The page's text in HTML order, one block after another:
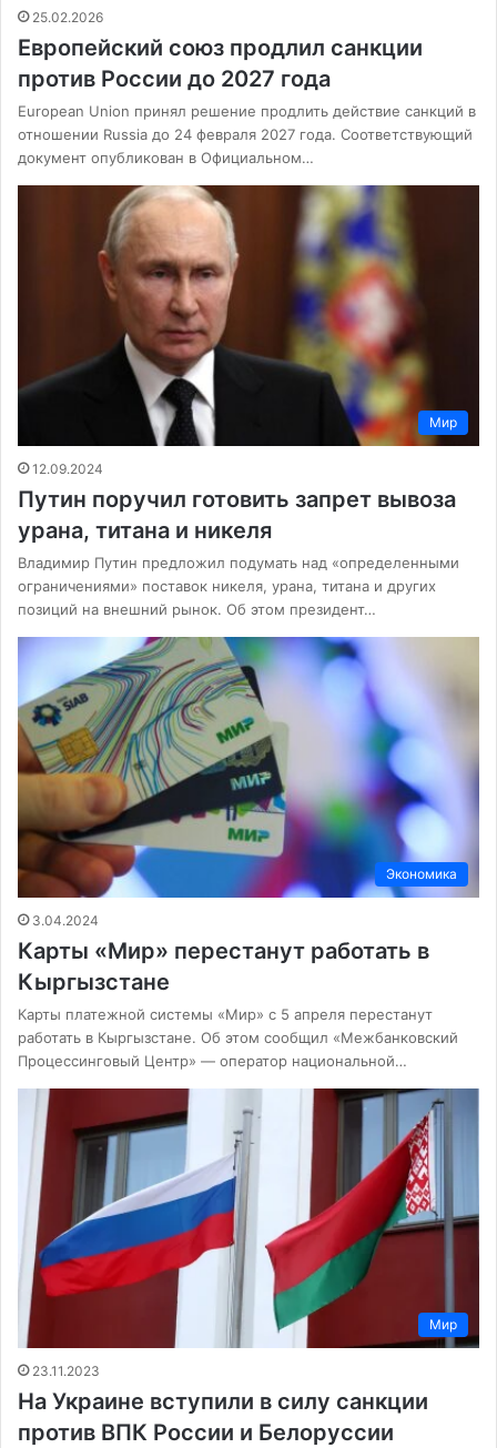
25.02.2026
Европейский союз продлил санкции
против России до 2027 года
European Union принял решение продлить действие санкций в
отношении Russia до 24 февраля 2027 года. Соответствующий
документ опубликован в Официальном…
Мир
12.09.2024
Путин поручил готовить запрет вывоза
урана, титана и никеля
Владимир Путин предложил подумать над «определенными
ограничениями» поставок никеля, урана, титана и других
позиций на внешний рынок. Об этом президент…
Экономика
3.04.2024
Карты «Мир» перестанут работать в
Кыргызстане
Карты платежной системы «Мир» с 5 апреля перестанут
работать в Кыргызстане. Об этом сообщил «Межбанковский
Процессинговый Центр» — оператор национальной…
Мир
23.11.2023
На Украине вступили в силу санкции
против ВПК России и Белоруссии